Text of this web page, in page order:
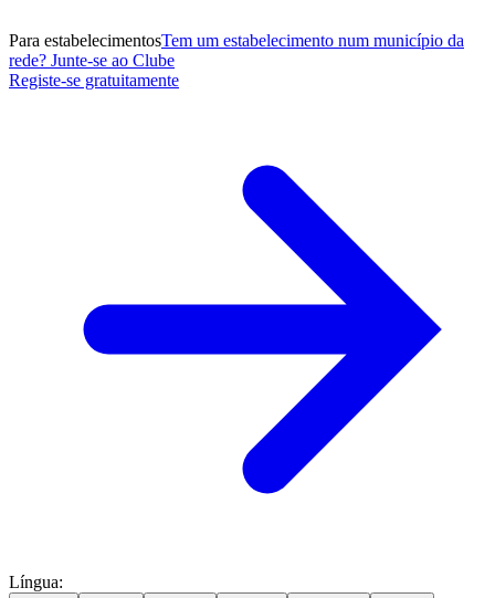
Para estabelecimentosTem um estabelecimento num município da
rede? Junte-se ao Clube
Registe-se gratuitamente
Língua: